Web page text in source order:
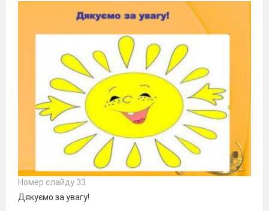
Номер слайду 33
Дякуємо за увагу!